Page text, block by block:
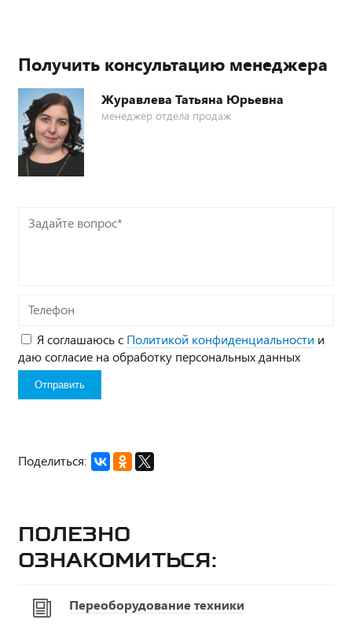
Получить консультацию менеджера
Журавлева Татьяна Юрьевна
менеджер отдела продаж
Задайте
Телефон
Я соглашаюсь с Политикой конфиденциальности и
даю согласие на обработку персональных данных
Поделиться:
Полезно
ознакомиться:
Переоборудование техники